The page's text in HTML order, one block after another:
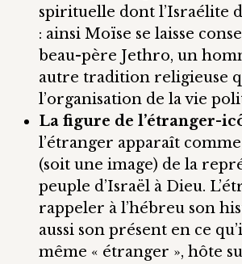
spirituelle dont l’Israélite
: ainsi Moïse se laisse
beau-père Jethro, un
autre tradition religieuse
l’organisation de la vie
La figure de l’étranger-
l’étranger apparaît
(soit une image) de la
peuple d’Israël à Dieu.
rappeler à l’hébreu son
aussi son présent en ce
même « étranger », hôte